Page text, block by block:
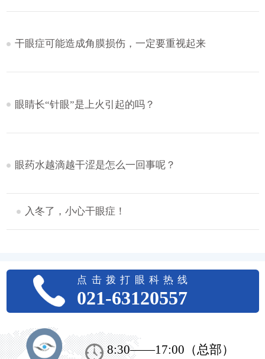
干眼症可能造成角膜损伤，一定要重视起来
眼睛长“针眼”是上火引起的吗？
眼药水越滴越干涩是怎么一回事呢？
入冬了，小心干眼症！
点击拨打眼科热线
021-63120557
8:30——17:00（总部）